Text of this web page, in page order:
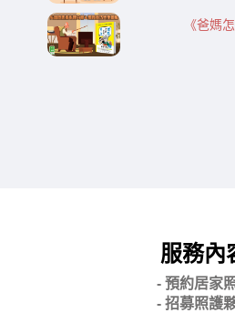
《爸媽
服務內
- 預約居家
- 招募照護